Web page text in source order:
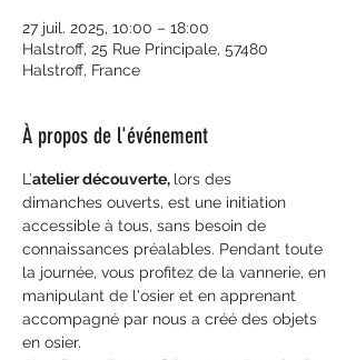
27 juil. 2025, 10:00 – 18:00
Halstroff, 25 Rue Principale, 57480
Halstroff, France
À propos de l'événement
L’atelier découverte, lors des
dimanches ouverts, est une initiation
accessible à tous, sans besoin de
connaissances préalables. Pendant toute
la journée, vous profitez de la vannerie, en
manipulant de l'osier et en apprenant
accompagné par nous a créé des objets
en osier.